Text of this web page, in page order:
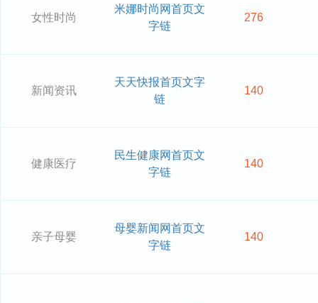
女性时尚
米娜时尚网首页文
字链
276
新闻资讯
天天快报首页文字
链
140
健康医疗
民生健康网首页文
字链
140
亲子母婴
母婴新闻网首页文
字链
140